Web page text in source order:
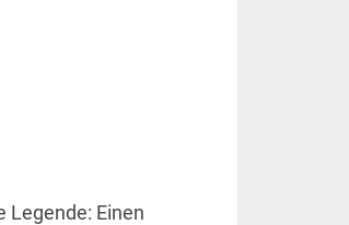
Legende: Einen